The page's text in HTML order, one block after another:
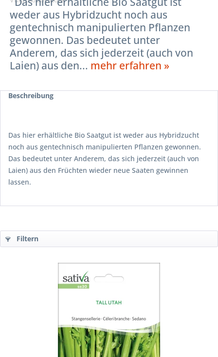
weder aus Hybridzucht noch aus
gentechnisch manipulierten Pflanzen
gewonnen. Das bedeutet unter
Anderem, das sich jederzeit (auch von
Laien) aus den... mehr erfahren »
Beschreibung
Das hier erhältliche Bio Saatgut ist weder aus Hybridzucht
noch aus gentechnisch manipulierten Pflanzen gewonnen.
Das bedeutet unter Anderem, das sich jederzeit (auch von
Laien) aus den Früchten wieder neue Saaten gewinnen
lassen.
Filtern